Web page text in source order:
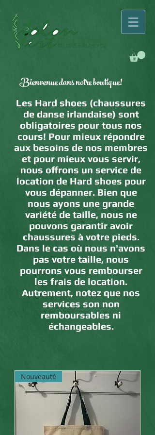
Bienvenue dans notre boutique!
Les Hard shoes (chaussures
de danse irlandaise) sont
obligatoires pour tous nos
cours! Pour mieux répondre
aux besoins de nos membres
et pour mieux vous servir,
nous offrons un service de
location de Hard shoes pour
vous dépanner. Bien que
nous ayons une grande
variété de taille, nous ne
pouvons garantir avoir
chaussures à votre pieds.
Dans le cas où nous n'avons
pas votre taille, nous
pourrons vous rembourser
les frais de location.
Autrement, notez que nos
services son non
remboursables ni
échangeables.
Nouveauté